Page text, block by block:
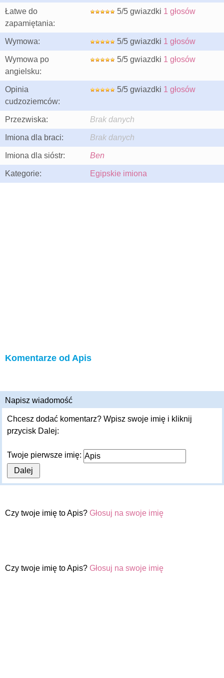
Łatwe do
zapamiętania:
5/5 gwiazdki 1 głosów
Wymowa: 5/5 gwiazdki 1 głosów
Wymowa po
angielsku:
5/5 gwiazdki 1 głosów
Opinia
cudzoziemców:
5/5 gwiazdki 1 głosów
Przezwiska: Brak danych
Imiona dla braci: Brak danych
Imiona dla sióstr: Ben
Kategorie: Egipskie imiona
Komentarze od Apis
Napisz wiadomość
Chcesz dodać komentarz? Wpisz swoje imię i kliknij
przycisk Dalej:
Twoje pierwsze imię:
Czy twoje imię to Apis? Głosuj na swoje imię
Czy twoje imię to Apis? Głosuj na swoje imię